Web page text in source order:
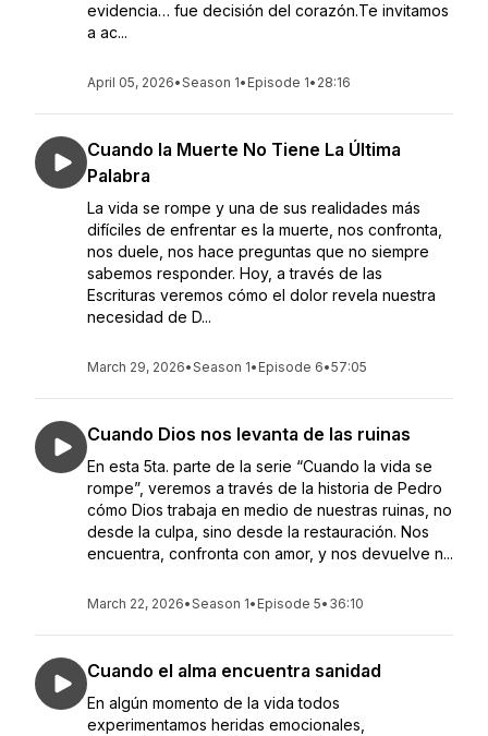
evidencia… fue decisión del corazón.Te invitamos
a ac...
April 05, 2026•Season 1• Episode 1• 28:16
Cuando la Muerte No Tiene La Última
Palabra
La vida se rompe y una de sus realidades más
difíciles de enfrentar es la muerte, nos confronta,
nos duele, nos hace preguntas que no siempre
sabemos responder. Hoy, a través de las
Escrituras veremos cómo el dolor revela nuestra
necesidad de D...
March 29, 2026•Season 1• Episode 6•57:05
Cuando Dios nos levanta de las ruinas
En esta 5ta. parte de la serie “Cuando la vida se
rompe”, veremos a través de la historia de Pedro
cómo Dios trabaja en medio de nuestras ruinas, no
desde la culpa, sino desde la restauración. Nos
encuentra, confronta con amor, y nos devuelve n...
March 22, 2026•Season 1• Episode 5• 36:10
Cuando el alma encuentra sanidad
En algún momento de la vida todos
experimentamos heridas emocionales,